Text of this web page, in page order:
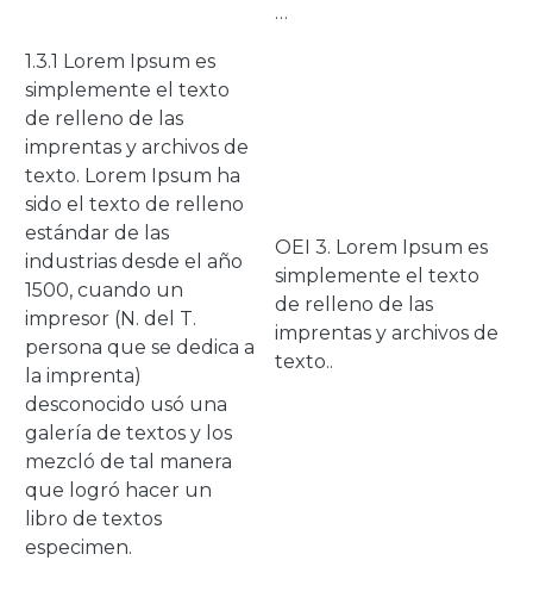
…
1.3.1 Lorem Ipsum es
simplemente el texto
de relleno de las
imprentas y archivos de
texto. Lorem Ipsum ha
sido el texto de relleno
estándar de las
industrias desde el año
1500, cuando un
impresor (N. del T.
persona que se dedica a
la imprenta)
desconocido usó una
galería de textos y los
mezcló de tal manera
que logró hacer un
libro de textos
especimen.
OEI 3. Lorem Ipsum es
simplemente el texto
de relleno de las
imprentas y archivos de
texto..